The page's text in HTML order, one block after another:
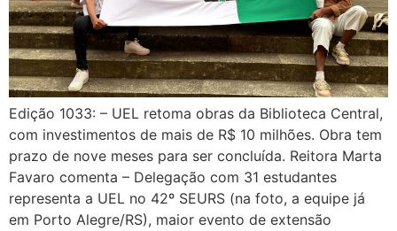
Edição 1033: – UEL retoma obras da Biblioteca Central,
com investimentos de mais de R$ 10 milhões. Obra tem
prazo de nove meses para ser concluída. Reitora Marta
Favaro comenta – Delegação com 31 estudantes
representa a UEL no 42º SEURS (na foto, a equipe já
em Porto Alegre/RS), maior evento de extensão